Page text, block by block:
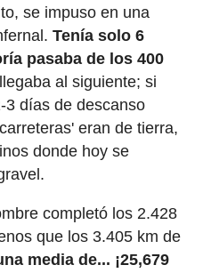
se impuso en una
Tenía solo 6
pasaba de los 400
al siguiente; si
3 días de descanso
eran de tierra,
donde hoy se
completó los 2.428
que los 3.405 km de
media de... ¡25,679